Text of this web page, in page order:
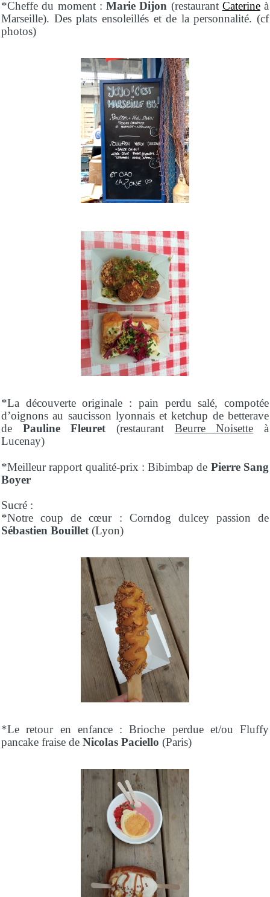
*Cheffe du moment : Marie Dijon (restaurant Caterineà
Marseille). Des plats ensoleillés et de la personnalité. (cf
photos)
*La découverte originale : pain perdu salé, compotée
d’oignons au saucisson lyonnais et ketchup de betterave
de Pauline Fleuret (restaurant Beurre Noisette à
Lucenay)
*Meilleur rapport qualité-prix : Bibimbap de Pierre Sang
Boyer
Sucré :
*Notre coup de cœur : Corndog dulcey passion de
Sébastien Bouillet (Lyon)
*Le retour en enfance : Brioche perdue et/ou Fluffy
pancake fraise de Nicolas Paciello (Paris)